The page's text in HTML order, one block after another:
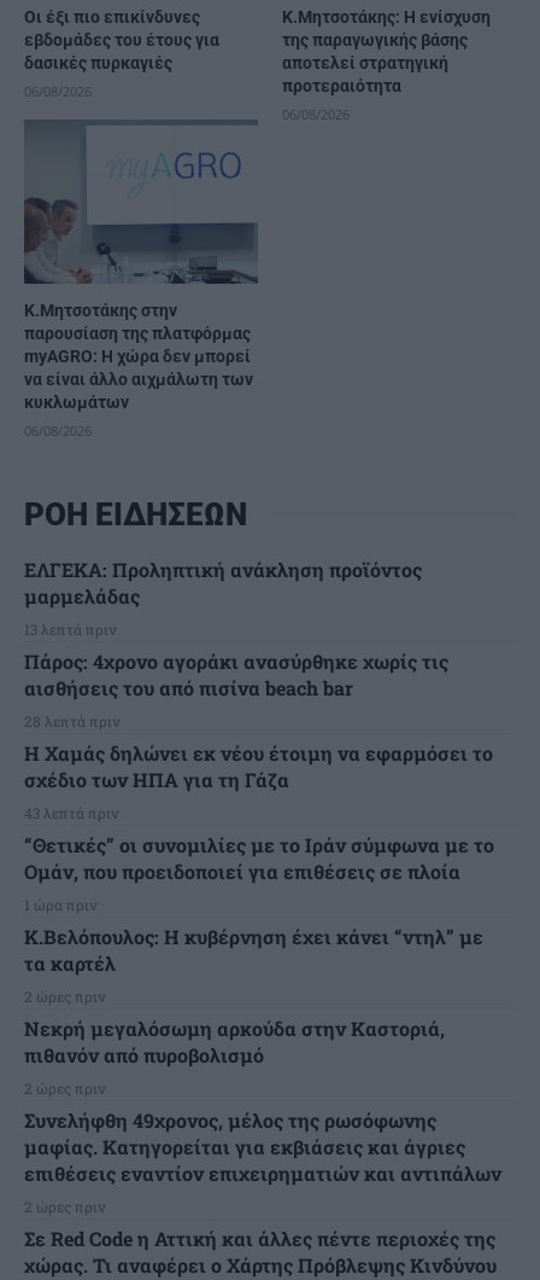
Οι έξι πιο επικίνδυνες
εβδομάδες του έτους για
δασικές πυρκαγιές
06/08/2026
Κ.Μητσοτάκης: Η ενίσχυση
της παραγωγικής βάσης
αποτελεί στρατηγική
προτεραιότητα
06/08/2026
Κ.Μητσοτάκης στην
παρουσίαση της πλατφόρμας
myAGRO: Η χώρα δεν μπορεί
να είναι άλλο αιχμάλωτη των
κυκλωμάτων
06/08/2026
ΡΟΗ ΕΙΔΗΣΕΩΝ
ΕΛΓΕΚΑ: Προληπτική ανάκληση προϊόντος
μαρμελάδας
13 λεπτά πριν
Πάρος: 4χρονο αγοράκι ανασύρθηκε χωρίς τις
αισθήσεις του από πισίνα beach bar
28 λεπτά πριν
Η Χαμάς δηλώνει εκ νέου έτοιμη να εφαρμόσει το
σχέδιο των ΗΠΑ για τη Γάζα
43 λεπτά πριν
“Θετικές” οι συνομιλίες με το Ιράν σύμφωνα με το
Ομάν, που προειδοποιεί για επιθέσεις σε πλοία
1 ώρα πριν
Κ.Βελόπουλος: Η κυβέρνηση έχει κάνει “ντηλ” με
τα καρτέλ
2 ώρες πριν
Νεκρή μεγαλόσωμη αρκούδα στην Καστοριά,
πιθανόν από πυροβολισμό
2 ώρες πριν
Συνελήφθη 49χρονος, μέλος της ρωσόφωνης
μαφίας. Κατηγορείται για εκβιάσεις και άγριες
επιθέσεις εναντίον επιχειρηματιών και αντιπάλων
2 ώρες πριν
Σε Red Code η Αττική και άλλες πέντε περιοχές της
χώρας. Τι αναφέρει ο Χάρτης Πρόβλεψης Κινδύνου